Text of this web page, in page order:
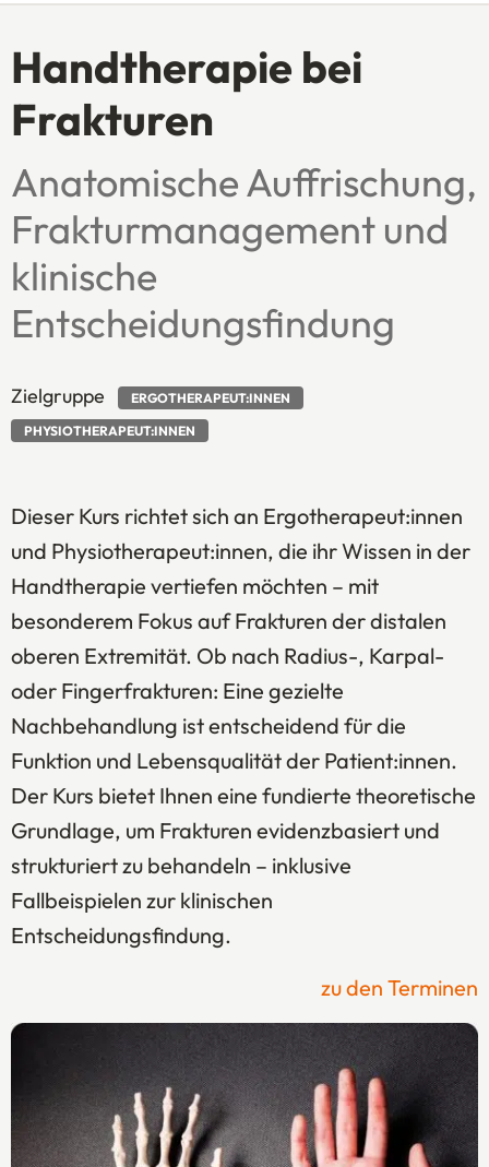
Handtherapie bei
Frakturen
Anatomische Auffrischung,
Frakturmanagement und
klinische
Entscheidungsfindung
Zielgruppe
ERGOTHERAPEUT:INNEN
PHYSIOTHERAPEUT:INNEN
Dieser Kurs richtet sich an Ergotherapeut:innen
und Physiotherapeut:innen, die ihr Wissen in der
Handtherapie vertiefen möchten – mit
besonderem Fokus auf Frakturen der distalen
oberen Extremität. Ob nach Radius-, Karpal-
oder Fingerfrakturen: Eine gezielte
Nachbehandlung ist entscheidend für die
Funktion und Lebensqualität der Patient:innen.
Der Kurs bietet Ihnen eine fundierte theoretische
Grundlage, um Frakturen evidenzbasiert und
strukturiert zu behandeln – inklusive
Fallbeispielen zur klinischen
Entscheidungsfindung.
zu den Terminen